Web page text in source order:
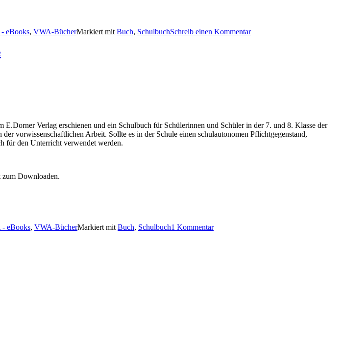
eBooks, VWA-BücherMarkiert mitBuch, SchulbuchSchreib einen Kommentar
Verlag erschienen und ein Schulbuch für Schülerinnen und Schüler in der 7. und 8. Klasse der
vorwissenschaftlichen Arbeit. Sollte es in der Schule einen schulautonomen Pflichtgegenstand,
für den Unterricht verwendet werden.
zum Downloaden.
eBooks, VWA-BücherMarkiert mit Buch, Schulbuch1 Kommentar